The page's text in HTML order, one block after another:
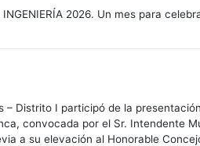
2026. Un mes para
– Distrito I participó de la
convocada por el Sr. Intendente
a su elevación al Honorable